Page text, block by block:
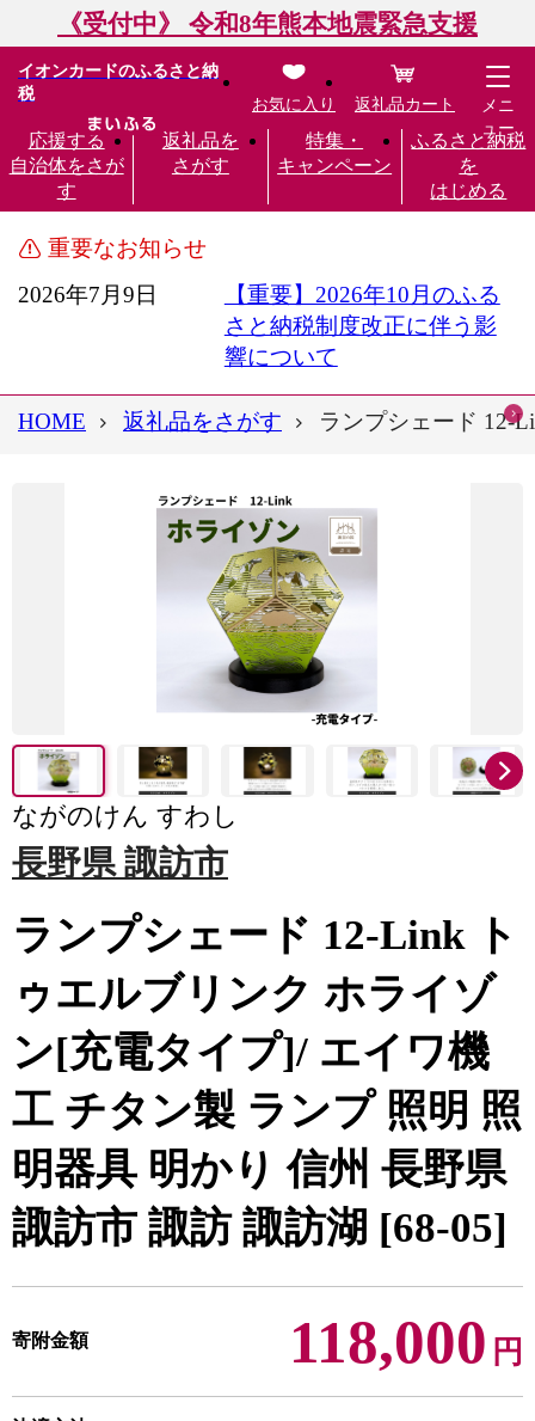
《受付中》 令和8年熊本地震緊急支援
イオンカードのふるさと納
税
応援する
自治体をさが
す
返礼品を
さがす
特集・
キャンペーン
ふるさと納税
を
はじめる
お気に入り 返礼品カート
メニ
ュー
重要なお知らせ
2026年7月9日
【重要】2026年10月のふる
さと納税制度改正に伴う影
響について
HOME 返礼品をさがす ランプシェード 12-
ながのけん すわし
長野県 諏訪市
ランプシェード 12-Link ト
ゥエルブリンク ホライゾ
ン[充電タイプ]/ エイワ機
工 チタン製 ランプ 照明 照
明器具 明かり 信州 長野県
諏訪市 諏訪 諏訪湖 [68-05]
寄附金額 118,000 円